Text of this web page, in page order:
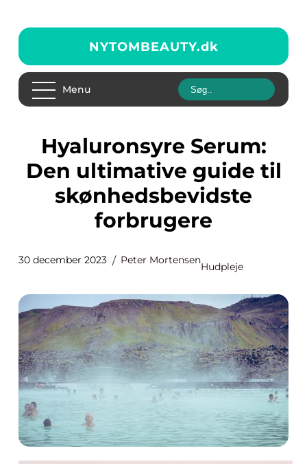
NYTOMBEAUTY.dk
Menu
Hyaluronsyre Serum:
Den ultimative guide til
skønhedsbevidste
forbrugere
30 december 2023 Peter Mortensen
Hudpleje